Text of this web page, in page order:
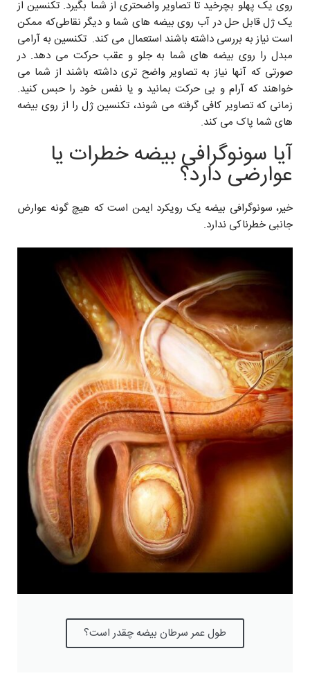
روی یک پهلو‌ بچرخید تا تصاویر واضحتری از شما بگیرد.‌ تکنسین از
یک ژل قابل حل در آب روی بیضه های شما و دیگر نقاطی‌که ممکن
است نیاز به بررسی داشته باشند استعمال می کند. تکنسین ‌به آرامی
مبدل را روی بیضه های شما به جلو و عقب حرکت می دهد. در
صورتی که آنها نیاز به تصاویر واضح تری داشته باشند از شما می
خواهند که آرام و بی حرکت بمانید و یا نفس خود را حبس کنید.
زمانی که تصاویر کافی گرفته می شوند، تکنسین ژل را از روی بیضه
های شما پاک می کند.
آیا سونوگرافی بیضه خطرات یا
عوارضی دارد؟
خیر، سونوگرافی بیضه یک رویکرد ایمن است که هیچ گونه عوارض
جانبی خطرناکی ندارد.
طول عمر سرطان بیضه چقدر است؟